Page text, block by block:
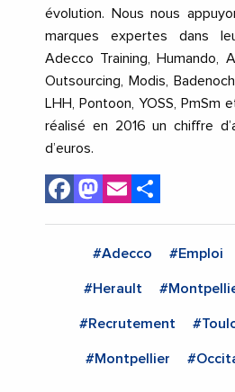
évolution. Nous nous
marques expertes dans
Adecco Training, Humando,
Outsourcing, Modis,
LHH, Pontoon, YOSS, PmSm
réalisé en 2016 un chiffre
d’euros.
Facebook
Mastodon
Email
#Adecco #Emploi
#Herault
#Recrutement
#Montpellier